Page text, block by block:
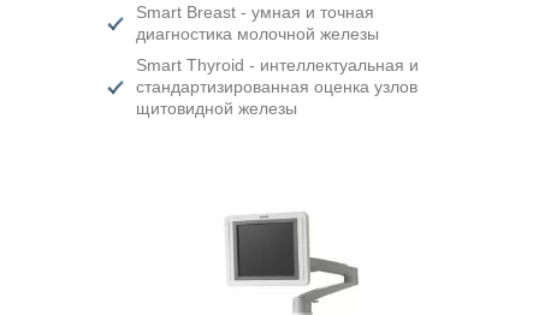
Smart Breast - умная и точная
диагностика молочной железы
Smart Thyroid - интеллектуальная и
стандартизированная оценка узлов
щитовидной железы